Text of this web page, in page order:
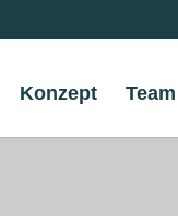
Konzept Team